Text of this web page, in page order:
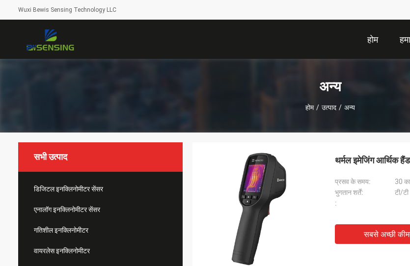
Wuxi Bewis Sensing Technology LLC
होम
अन्य
होम / उत्पाद / अन्य
सभी उत्पाद
डिजिटल इनक्लिनोमीटर सेंसर
एनालॉग इनक्लिनोमीटर सेंसर
गतिशील इनक्लिनोमीटर
वायरलेस इनक्लिनोमीटर
थर्मल इमेजिंग आर्थिक
प्रसव के समय:
30
भुगतान शर्तें:
टी/टी
:
सबसे अच्छी